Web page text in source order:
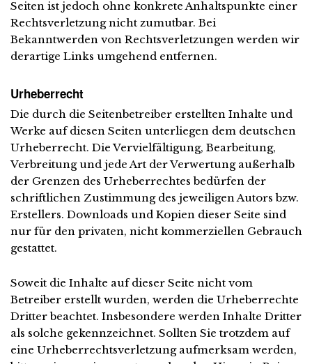
Seiten ist jedoch ohne konkrete Anhaltspunkte einer
Rechtsverletzung nicht zumutbar. Bei
Bekanntwerden von Rechtsverletzungen werden wir
derartige Links umgehend entfernen.
Urheberrecht
Die durch die Seitenbetreiber erstellten Inhalte und
Werke auf diesen Seiten unterliegen dem deutschen
Urheberrecht. Die Vervielfältigung, Bearbeitung,
Verbreitung und jede Art der Verwertung außerhalb
der Grenzen des Urheberrechtes bedürfen der
schriftlichen Zustimmung des jeweiligen Autors bzw.
Erstellers. Downloads und Kopien dieser Seite sind
nur für den privaten, nicht kommerziellen Gebrauch
gestattet.
Soweit die Inhalte auf dieser Seite nicht vom
Betreiber erstellt wurden, werden die Urheberrechte
Dritter beachtet. Insbesondere werden Inhalte Dritter
als solche gekennzeichnet. Sollten Sie trotzdem auf
eine Urheberrechtsverletzung aufmerksam werden,